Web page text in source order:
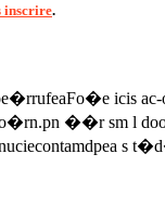
inscrire.
icis
��r sm l